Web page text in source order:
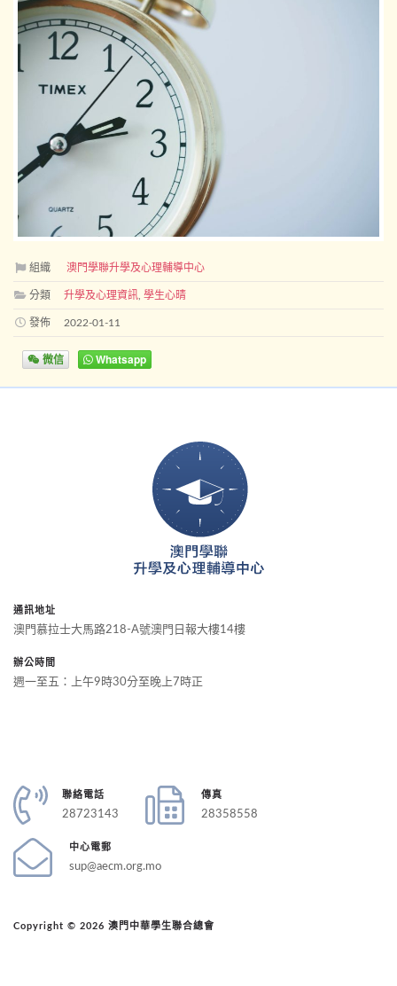
組織 澳門學聯升學及心理輔導中心
分類 升學及心理資訊 學生心晴
發佈 2022-01-11
微信 Whatsapp
聯絡電話
28723143
傳真
28358558
中心電郵
sup@aecm.org.mo
Copyright © 2026 澳門中華學生聯合總會
通訊地址
澳門慕拉士大馬路218-A號澳門日報大樓14樓
辦公時間
週一至五：上午9時30分至晚上7時正